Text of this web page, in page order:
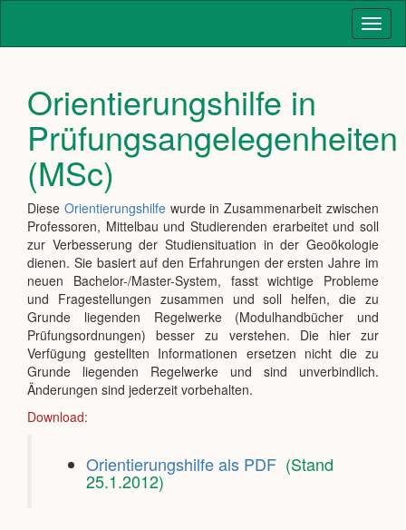
Orientierungshilfe in
Prüfungsangelegenheiten
(MSc)
Diese Orientierungshilfewurde in Zusammenarbeit zwischen
Professoren, Mittelbau und Studierenden erarbeitet und soll
zur Verbesserung der Studiensituation in der Geoökologie
dienen. Sie basiert auf den Erfahrungen der ersten Jahre im
neuen Bachelor-/Master-System, fasst wichtige Probleme
und Fragestellungen zusammen und soll helfen, die zu
Grunde liegenden Regelwerke (Modulhandbücher und
Prüfungsordnungen) besser zu verstehen. Die hier zur
Verfügung gestellten Informationen ersetzen nicht die zu
Grunde liegenden Regelwerke und sind unverbindlich.
Änderungen sind jederzeit vorbehalten.
Download:
Orientierungshilfe als PDF (Stand
25.1.2012)